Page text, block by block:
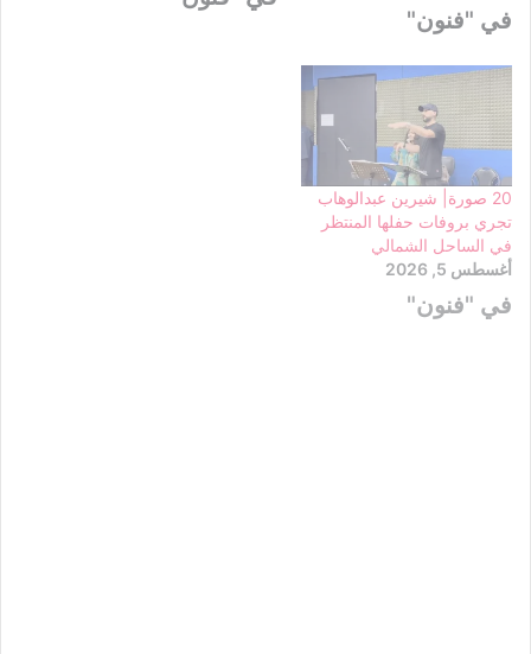
في "فنون"
20 صورة| شيرين عبدالوهاب
تجري بروفات حفلها المنتظر
في الساحل الشمالي
أغسطس 5, 2026
في "فنون"